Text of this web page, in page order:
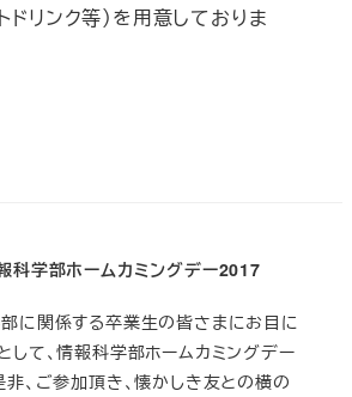
ドリンク等）を用意しておりま
科学部ホームカミングデー2017
に関係する卒業生の皆さまにお目に
して、情報科学部ホームカミングデー
非、ご参加頂き、懐かしき友との横の